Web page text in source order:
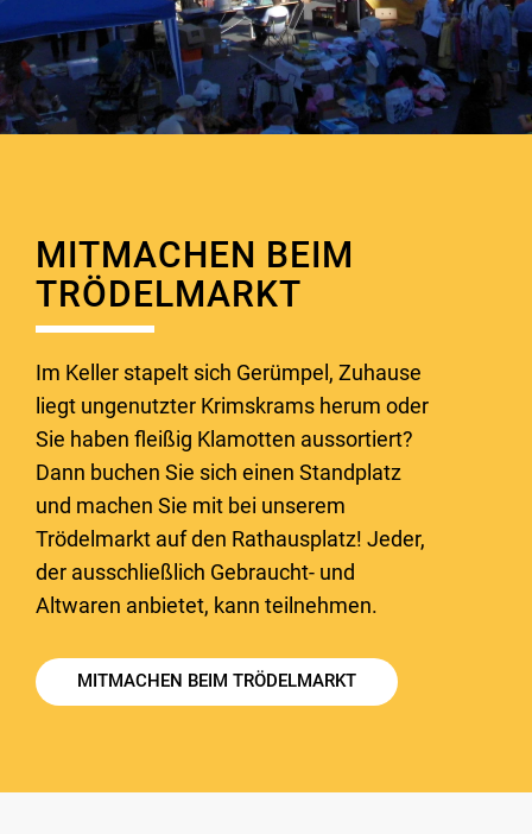
MITMACHEN BEIM
TRÖDELMARKT
Im Keller stapelt sich Gerümpel, Zuhause
liegt ungenutzter Krimskrams herum oder
Sie haben fleißig Klamotten aussortiert?
Dann buchen Sie sich einen Standplatz
und machen Sie mit bei unserem
Trödelmarkt auf den Rathausplatz! Jeder,
der ausschließlich Gebraucht- und
Altwaren anbietet, kann teilnehmen.
MITMACHEN BEIM TRÖDELMARKT